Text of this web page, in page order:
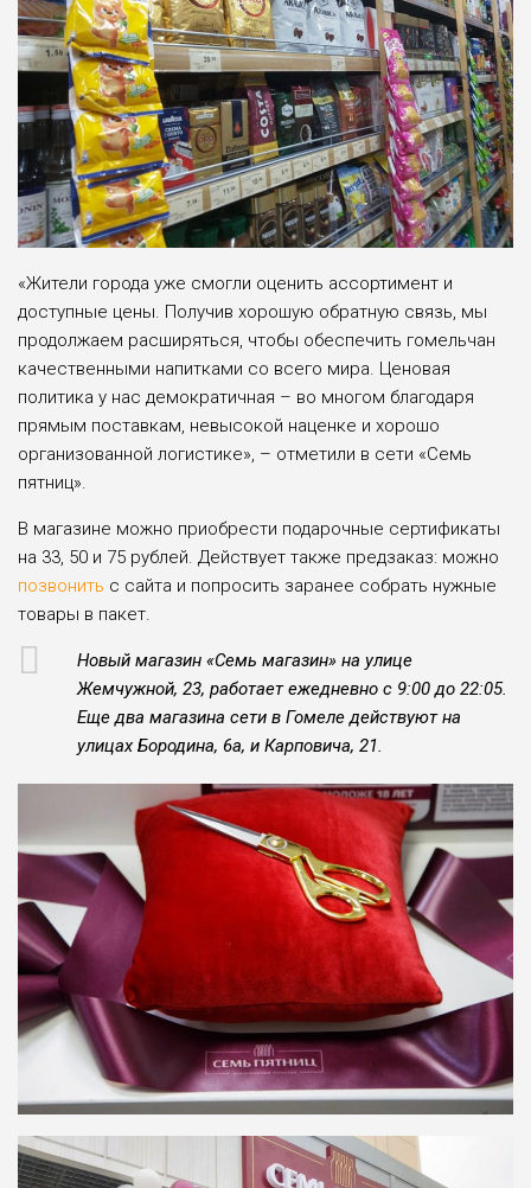
«Жители города уже смогли оценить ассортимент и
доступные цены. Получив хорошую обратную связь, мы
продолжаем расширяться, чтобы обеспечить гомельчан
качественными напитками со всего мира. Ценовая
политика у нас демократичная – во многом благодаря
прямым поставкам, невысокой наценке и хорошо
организованной логистике», – отметили в сети «Семь
пятниц».
В магазине можно приобрести подарочные сертификаты
на 33, 50 и 75 рублей. Действует также предзаказ: можно
позвонить с сайта и попросить заранее собрать нужные
товары в пакет.
Новый магазин «Семь магазин» на улице
Жемчужной, 23, работает ежедневно с 9:00 до 22:05.
Еще два магазина сети в Гомеле действуют на
улицах Бородина, 6а, и Карповича, 21.